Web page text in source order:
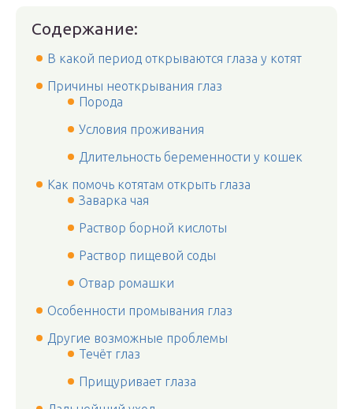
Содержание:
В какой период открываются глаза у котят
Причины неоткрывания глаз
Порода
Условия проживания
Длительность беременности у кошек
Как помочь котятам открыть глаза
Заварка чая
Раствор борной кислоты
Раствор пищевой соды
Отвар ромашки
Особенности промывания глаз
Другие возможные проблемы
Течёт глаз
Прищуривает глаза